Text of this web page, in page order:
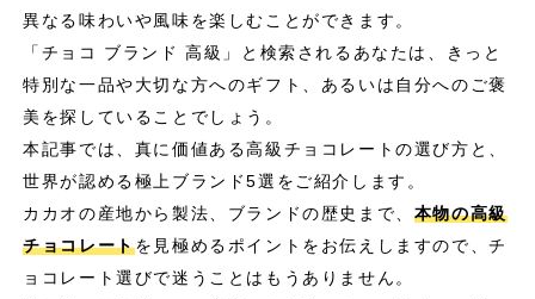
異なる味わいや風味を楽しむことができます。
「チョコ ブランド 高級」と検索されるあなたは、きっと
特別な一品や大切な方へのギフト、あるいは自分へのご褒
美を探していることでしょう。
本記事では、真に価値ある高級チョコレートの選び方と、
世界が認める極上ブランド5選をご紹介します。
カカオの産地から製法、ブランドの歴史まで、 本物の高級
チョコレートを見極めるポイントをお伝えしますので、チ
ョコレート選びで迷うことはもうありません。